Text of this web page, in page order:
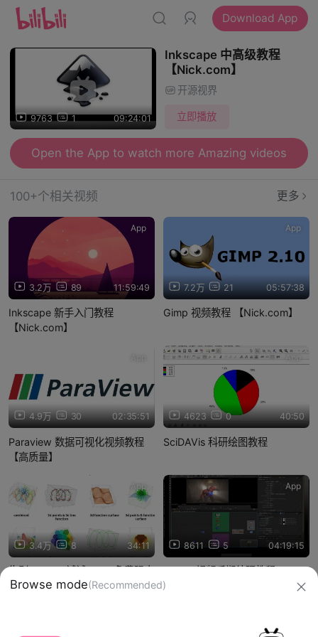
Download App
9763 1 09:24:01
Inkscape 中高级教程
【Nick.com】
开源视界
立即播放
Open the App to watch more Amazing videos
100+个相关视频 更多
3.2万 89 11:59:49
App
Inkscape 新手入门教程
【Nick.com】
7.2万 21 05:57:38
App
Gimp 视频教程 【Nick.com】
4.9万 30 02:35:51
Paraview 数据可视化视频教程
【高质量】
4623 0 40:50
App
SciDAVis 科研绘图教程
3.4万 8 34:11
App
告别Origin，试试Veusz免费强大
的科研绘图工具
8611 5 04:19:15
App
Natron视频后期处理教程
Browse mode(Recommended)